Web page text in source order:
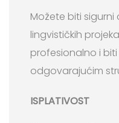
Možete biti sigurni
lingvističkih
profesionalno i
odgovarajućim
ISPLATIVOST